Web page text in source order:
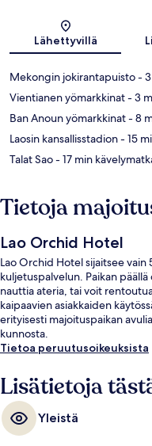
Lähettyvillä
Mekongin jokirantapuisto-
Vientianen yömarkkinat- 3
Ban Anoun yömarkkinat- 8
Laosin kansallisstadion- 15
Talat Sao- 17 min
Tietoja
Lao Orchid Hotel
Lao Orchid Hotel sijaitsee vain
kuljetuspalvelun. Paikan
nauttia ateria, tai voit
kaipaavien asiakkaiden
erityisesti majoituspaikan
kunnosta.
Tietoa peruutusoikeuksista
Lisätietoja
Yleistä